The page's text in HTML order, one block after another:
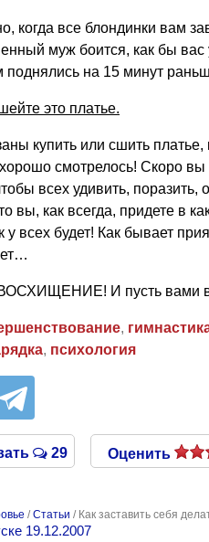
когда все блондинки вам
муж боится, как бы вас
на 15 минут
это платье.
купить или сшить платье,
смотрелось! Скоро вы
всех удивить,
вы, как всегда, придете в
всех будет! Как бывает
И пусть вами
,
, психология
29 Оценить
/Статьи / Как заставить себя
19.12.2007